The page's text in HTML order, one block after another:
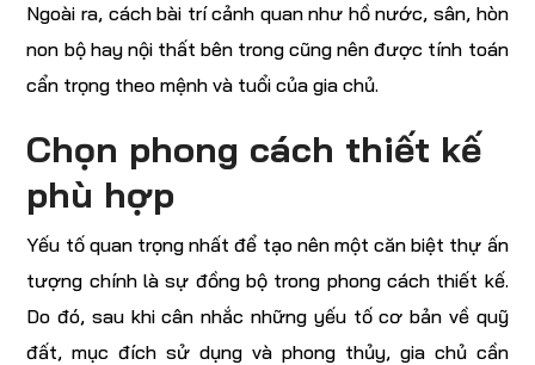
Ngoài ra, cách bài trí cảnh quan như hồ nước, sân, hòn
non bộ hay nội thất bên trong cũng nên được tính toán
cẩn trọng theo mệnh và tuổi của gia chủ.
Chọn phong cách thiết kế
phù hợp
Yếu tố quan trọng nhất để tạo nên một căn biệt thự ấn
tượng chính là sự đồng bộ trong phong cách thiết kế.
Do đó, sau khi cân nhắc những yếu tố cơ bản về quỹ
đất, mục đích sử dụng và phong thủy, gia chủ cần